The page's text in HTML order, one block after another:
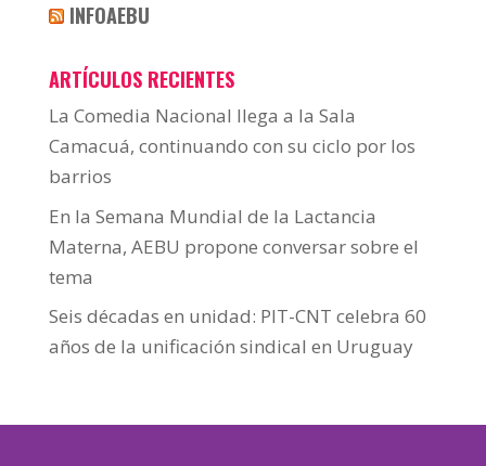
INFOAEBU
ARTÍCULOS RECIENTES
La Comedia Nacional llega a la Sala
Camacuá, continuando con su ciclo por los
barrios
En la Semana Mundial de la Lactancia
Materna, AEBU propone conversar sobre el
tema
Seis décadas en unidad: PIT-CNT celebra 60
años de la unificación sindical en Uruguay